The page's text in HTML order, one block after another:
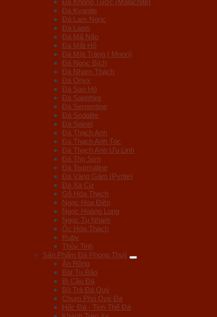
Bộ Trà Đá Quý
Vật Phẩm Trang Trí
Ngọc Trai
Tiểu Cảnh Đá
Tranh Đá
Phong Thuỷ Theo Mệnh
Mệnh Kim
Mệnh Mộc
Mệnh Thủy
Mệnh Hỏa
Mệnh Thổ
Đá Khổng Tước (Malachite)
Đá Kyanite
Đá Lam Ngọc
Đá Lapis
Đá Mã Não
Đá Mắt Hổ
Đá Mặt Trăng ( Moon)
Đá Ngọc Bích
Đá Nham Thạch
Đá Onyx
Đá San Hô
Đá Sapphire
Đá Serpentine
Đá Sodalite
Đá Spinel
Đá Thạch Anh
Đá Thạch Anh Tóc
Đá Thạch Anh Ưu Linh
Đá Thọ Sơn
Đá Tourmaline
Đá Vàng Găm (Pyrite)
Đá Xà Cừ
Gỗ Hóa Thạch
Ngọc Hòa Điền
Ngọc Hoàng Long
Ngọc Tụ Nham
Ốc Hóa Thạch
Ruby
Thủy Tinh
Sản Phẩm Đá Phong Thuỷ
Ấn Rồng
Bát Tụ Bảo
Bi Cầu Đá
Bộ Trà Đá Quý
Chum Phú Quý Đá
Hốc Đá - Tinh Thể Đá